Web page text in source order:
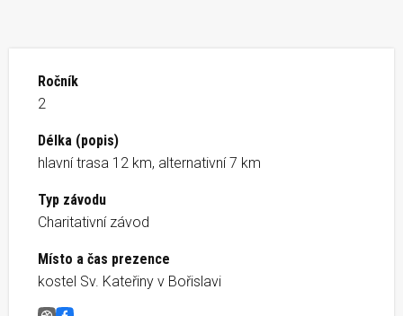
Ročník
2
Délka (popis)
hlavní trasa 12 km, alternativní 7 km
Typ závodu
Charitativní závod
Místo a čas prezence
kostel Sv. Kateřiny v Bořislavi